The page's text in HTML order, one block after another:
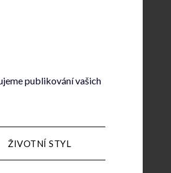
publikování vašich
ŽIVOTNÍ STYL